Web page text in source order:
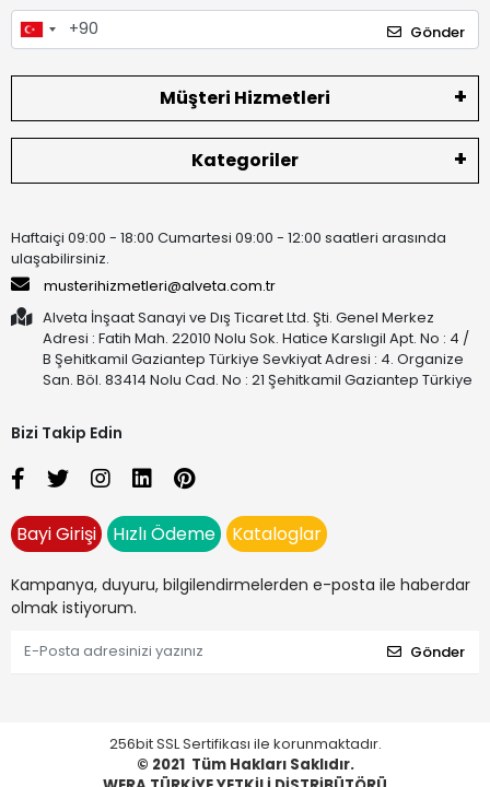
Gönder
Müşteri Hizmetleri
Kategoriler
Haftaiçi 09:00 - 18:00 Cumartesi 09:00 - 12:00 saatleri arasında
ulaşabilirsiniz.
musterihizmetleri@alveta.com.tr
Alveta İnşaat Sanayi ve Dış Ticaret Ltd. Şti. Genel Merkez
Adresi : Fatih Mah. 22010 Nolu Sok. Hatice Karslıgil Apt. No : 4 /
B Şehitkamil Gaziantep Türkiye Sevkiyat Adresi : 4. Organize
San. Böl. 83414 Nolu Cad. No : 21 Şehitkamil Gaziantep Türkiye
Bizi Takip Edin
Bayi Girişi Hızlı Ödeme Kataloglar
Kampanya, duyuru, bilgilendirmelerden e-posta ile haberdar
olmak istiyorum.
Gönder
256bit SSL Sertifikası ile korunmaktadır.
© 2021 Tüm Hakları Saklıdır.